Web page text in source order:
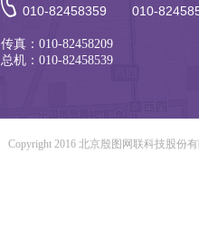
010-82458359 010-
传真：010-82458209
总机：010-82458539
Copyright 2016 北京殷图网联科技股份